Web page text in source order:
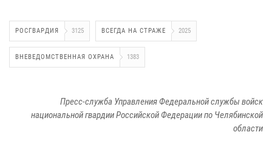
РОСГВАРДИЯ 3125 ВСЕГДА НА СТРАЖЕ 2025
ВНЕВЕДОМСТВЕННАЯ ОХРАНА 1383
Пресс-служба Управления Федеральной службы войск
национальной гвардии Российской Федерации по Челябинской
области